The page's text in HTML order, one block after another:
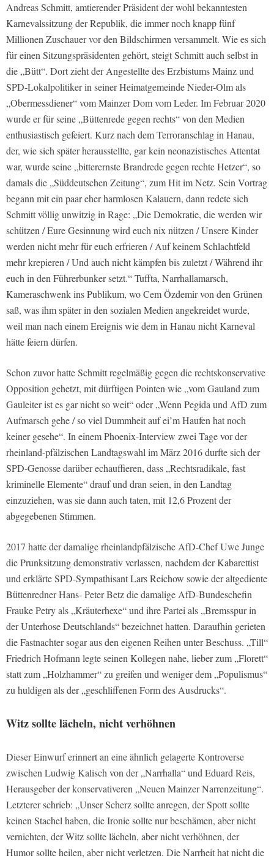
Andreas Schmitt, amtierender Präsident der wohl bekanntesten
Karnevalssitzung der Republik, die immer noch knapp fünf
Millionen Zuschauer vor den Bildschirmen versammelt. Wie es sich
für einen Sitzungspräsidenten gehört, steigt Schmitt auch selbst in
die „Bütt“. Dort zieht der Angestellte des Erzbistums Mainz und
SPD-Lokalpolitiker in seiner Heimatgemeinde Nieder-Olm als
„Obermessdiener“ vom Mainzer Dom vom Leder. Im Februar 2020
wurde er für seine „Büttenrede gegen rechts“ von den Medien
enthusiastisch gefeiert. Kurz nach dem Terroranschlag in Hanau,
der, wie sich später herausstellte, gar kein neonazistisches Attentat
war, wurde seine „bitterernste Brandrede gegen rechte Hetzer“, so
damals die „Süddeutschen Zeitung“, zum Hit im Netz. Sein Vortrag
begann mit ein paar eher harmlosen Kalauern, dann redete sich
Schmitt völlig unwitzig in Rage: „Die Demokratie, die werden wir
schützen / Eure Gesinnung wird euch nix nützen / Unsere Kinder
werden nicht mehr für euch erfrieren / Auf keinem Schlachtfeld
mehr krepieren / Und auch nicht kämpfen bis zuletzt / Während ihr
euch in den Führerbunker setzt.“ Tuﬀta, Narrhallamarsch,
Kameraschwenk ins Publikum, wo Cem Özdemir von den Grünen
saß, was ihm später in den sozialen Medien angekreidet wurde,
weil man nach einem Ereignis wie dem in Hanau nicht Karneval
hätte feiern dürfen.
Schon zuvor hatte Schmitt regelmäßig gegen die rechtskonservative
Opposition gehetzt, mit dürftigen Pointen wie „vom Gauland zum
Gauleiter ist es gar nicht so weit“ oder „Wenn Pegida und AfD zum
Aufmarsch gehe / so viel Dummheit auf ei’m Haufen hat noch
keiner gesehe“. In einem Phoenix-Interview zwei Tage vor der
rheinland-pfälzischen Landtagswahl im März 2016 durfte sich der
SPD-Genosse darüber echauﬃeren, dass „Rechtsradikale, fast
kriminelle Elemente“ drauf und dran seien, in den Landtag
einzuziehen, was sie dann auch taten, mit 12,6 Prozent der
abgegebenen Stimmen.
2017 hatte der damalige rheinlandpfälzische AfD-Chef Uwe Junge
die Prunksitzung demonstrativ verlassen, nachdem der Kabarettist
und erklärte SPD-Sympathisant Lars Reichow sowie der altgediente
Büttenredner Hans- Peter Betz die damalige AfD-Bundeschefin
Frauke Petry als „Kräuterhexe“ und ihre Partei als „Bremsspur in
der Unterhose Deutschlands“ bezeichnet hatten. Daraufhin gerieten
die Fastnachter sogar aus den eigenen Reihen unter Beschuss. „Till“
Friedrich Hofmann legte seinen Kollegen nahe, lieber zum „Florett“
statt zum „Holzhammer“ zu greifen und weniger dem „Populismus“
zu huldigen als der „geschliﬀenen Form des Ausdrucks“.
Witz sollte lächeln, nicht verhöhnen
Dieser Einwurf erinnert an eine ähnlich gelagerte Kontroverse
zwischen Ludwig Kalisch von der „Narrhalla“ und Eduard Reis,
Herausgeber der konservativeren „Neuen Mainzer Narrenzeitung“.
Letzterer schrieb: „Unser Scherz sollte anregen, der Spott sollte
keinen Stachel haben, die Ironie sollte nur beschämen, aber nicht
vernichten, der Witz sollte lächeln, aber nicht verhöhnen, der
Humor sollte heilen, aber nicht verletzen. Die Narrheit hat nicht die